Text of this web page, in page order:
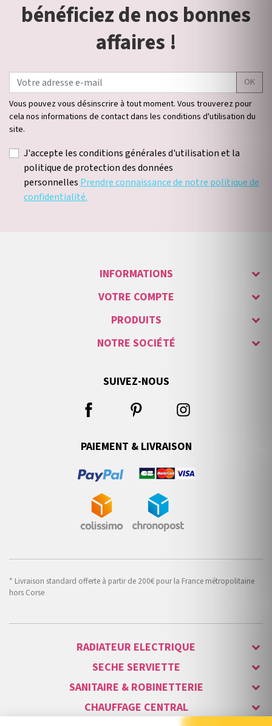
bénéficiez de nos bonnes
affaires !
OK
Vous pouvez vous désinscrire à tout moment. Vous trouverez pour
cela nos informations de contact dans les conditions d'utilisation du
site.
J'accepte les conditions générales d'utilisation et la
politique de protection des données
personnelles Prendre connaissance de notre politique de
confidentialité.
INFORMATIONS
VOTRE COMPTE
PRODUITS
NOTRE SOCIÉTÉ
SUIVEZ-NOUS
PAIEMENT & LIVRAISON
* Livraison standard offerte à partir de 200€ pour la France métropolitaine
hors Corse
RADIATEUR ELECTRIQUE
SECHE SERVIETTE
SANITAIRE & ROBINETTERIE
CHAUFFAGE CENTRAL